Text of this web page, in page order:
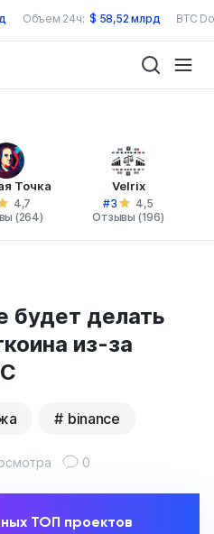
Объем 24ч: $ 58,52 млрд BTC
Точка
4,7
(264)
Velrix
#3
4,5
Отзывы (196)
будет делать
из-за
binance
0
ТОП проектов